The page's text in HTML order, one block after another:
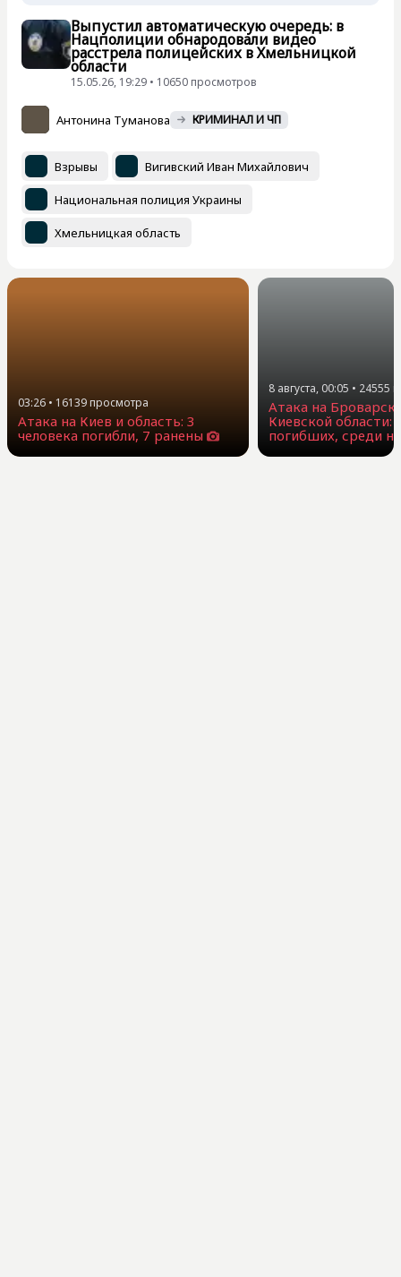
Выпустил автоматическую очередь: в
Нацполиции обнародовали видео
расстрела полицейских в Хмельницкой
области
15.05.26, 19:29 • 10650 просмотров
Антонина Туманова КРИМИНАЛ И ЧП
Взрывы Вигивский Иван Михайлович
Национальная полиция Украины
Хмельницкая область
03:26 • 16139просмотра
Атака на Киев и область: 3
человека погибли, 7 ранены
8 августа, 00:05 • 24555
Атака на
Киевской области:
погибших, среди